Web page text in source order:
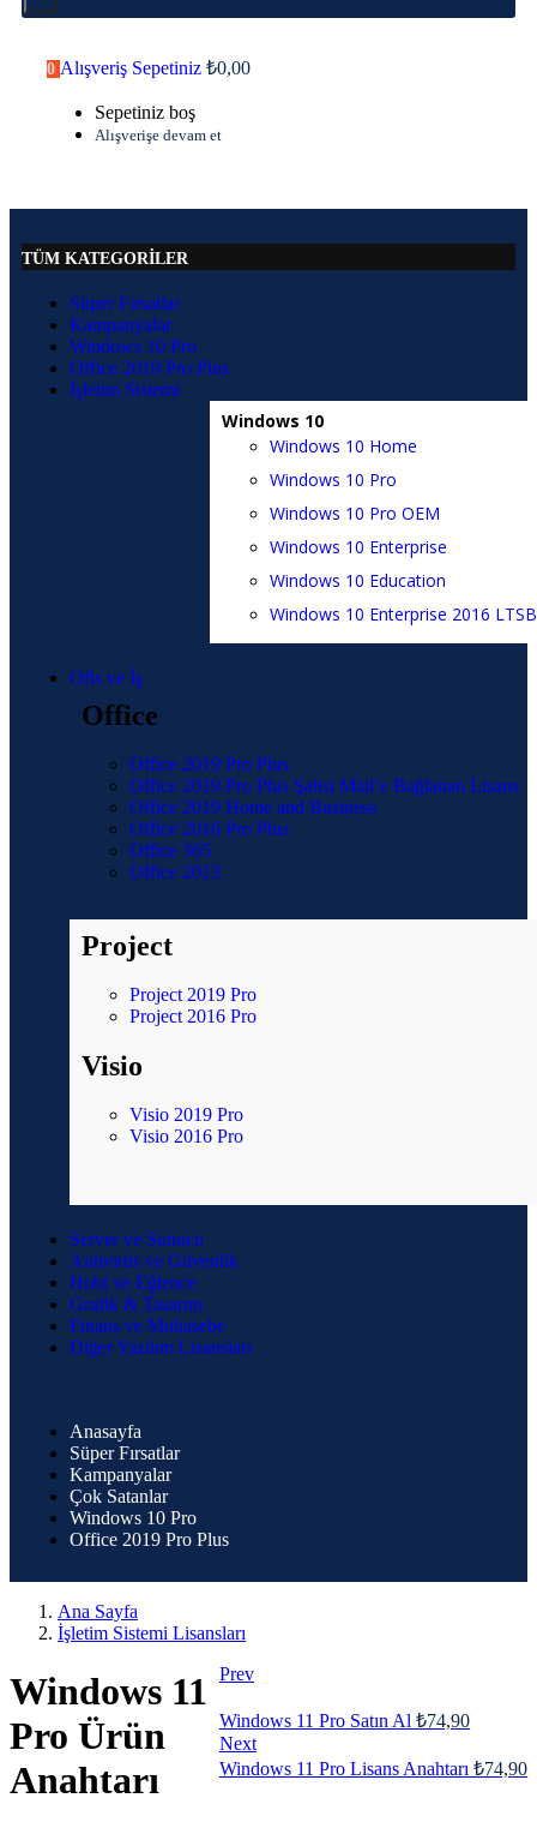
0 Alışveriş Sepetiniz ₺0,00
Sepetiniz boş
Alışverişe devam et
TÜM KATEGORİLER
Süper Fırsatlar
Kampanyalar
Windows 10 Pro
Office 2019 Pro Plus
İşletim Sistemi
Windows 10
Windows 10 Home
Windows 10 Pro
Windows 10 Pro OEM
Windows 10 Enterprise
Windows 10 Education
Windows 10 Enterprise 2016 LTSB
Ofis ve İş
Office
Office 2019 Pro Plus
Office 2019 Pro Plus Şahsi Mail’e Bağlanan Lisans
Office 2019 Home and Business
Office 2016 Pro Plus
Office 365
Office 2013
Project
Project 2019 Pro
Project 2016 Pro
Visio
Visio 2019 Pro
Visio 2016 Pro
Server ve Sunucu
Antivirüs ve Güvenlik
Hobi ve Eğlence
Grafik & Tasarım
Finans ve Muhasebe
Diğer Yazılım Lisansları
Anasayfa
Süper Fırsatlar
Kampanyalar
Çok Satanlar
Windows 10 Pro
Office 2019 Pro Plus
Ana Sayfa
İşletim Sistemi Lisansları
Prev
Windows 11 Pro Satın Al ₺74,90
Next
Windows 11 Pro Lisans Anahtarı ₺74,90
Windows 11
Pro Ürün
Anahtarı